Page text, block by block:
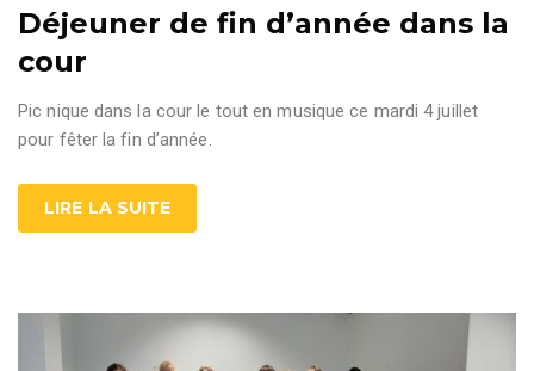
Déjeuner de fin d’année dans la
cour
Pic nique dans la cour le tout en musique ce mardi 4 juillet
pour fêter la fin d’année.
LIRE LA SUITE